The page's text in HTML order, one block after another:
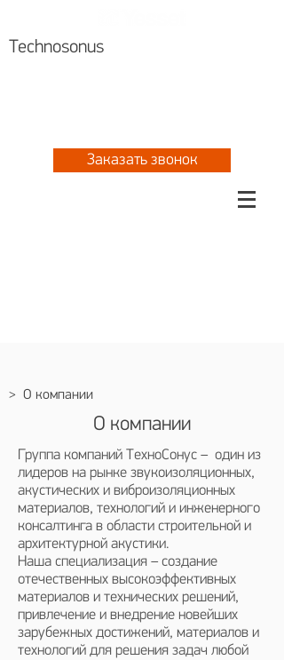
Technosonus
Заказать звонок
> О компании
О компании
Группа компаний ТехноСонус – один из
лидеров на рынке звукоизоляционных,
акустических и виброизоляционных
материалов, технологий и инженерного
консалтинга в области строительной и
архитектурной акустики.
Наша специализация – создание
отечественных высокоэффективных
материалов и технических решений,
привлечение и внедрение новейших
зарубежных достижений, материалов и
технологий для решения задач любой